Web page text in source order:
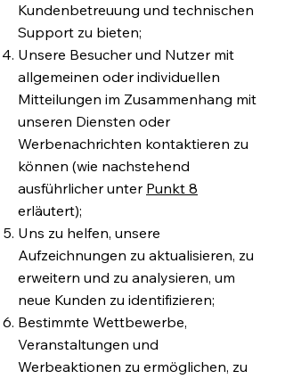
Kundenbetreuung und technischen
Support zu bieten;
Unsere Besucher und Nutzer mit
allgemeinen oder individuellen
Mitteilungen im Zusammenhang mit
unseren Diensten oder
Werbenachrichten kontaktieren zu
können (wie nachstehend
ausführlicher unter Punkt 8
erläutert);
Uns zu helfen, unsere
Aufzeichnungen zu aktualisieren, zu
erweitern und zu analysieren, um
neue Kunden zu identifizieren;
Bestimmte Wettbewerbe,
Veranstaltungen und
Werbeaktionen zu ermöglichen, zu